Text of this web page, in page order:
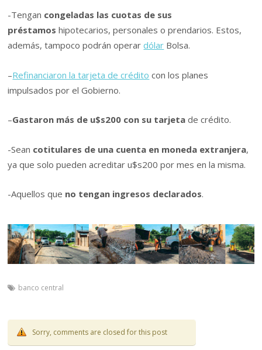
-Tengan congeladas las cuotas de sus
préstamos hipotecarios, personales o prendarios. Estos,
además, tampoco podrán operardólar Bolsa.
–Refinanciaron la tarjeta de crédito con los planes
impulsados por el Gobierno.
–Gastaron más de u$s200 con su tarjeta de crédito.
-Sean cotitulares de una cuenta en moneda extranjera,
ya que solo pueden acreditar u$s200 por mes en la misma.
-Aquellos que no tengan ingresos declarados.
banco central
Sorry, comments are closed for this post